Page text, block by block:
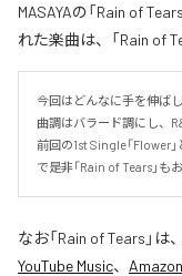
MASAYAの「Rain of
れた楽曲は、「Rain of
今回はどんなに手を伸ば
曲調はバラード調にし、
前回の1st Single「Flower
で是非「Rain of Tears」も
なお「Rain of Tears 」は、
YouTube Music、